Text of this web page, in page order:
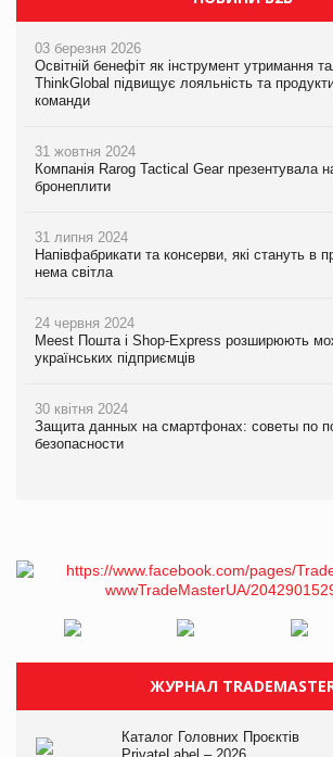
03 березня 2026
Освітній бенефіт як інструмент утримання
ThinkGlobal підвищує лояльність та
команди
31 жовтня 2024
Компанія Rarog Tactical Gear презентувала
бронеплити
31 липня 2024
Напівфабрикати та консерви, які стануть в
нема світла
24 червня 2024
Meest Пошта і Shop-Express розширюють
українських підприємців
30 квітня 2024
Защита данных на смартфонах: советы по
безопасности
ЖУРНАЛ
Каталог Головних Проєктів